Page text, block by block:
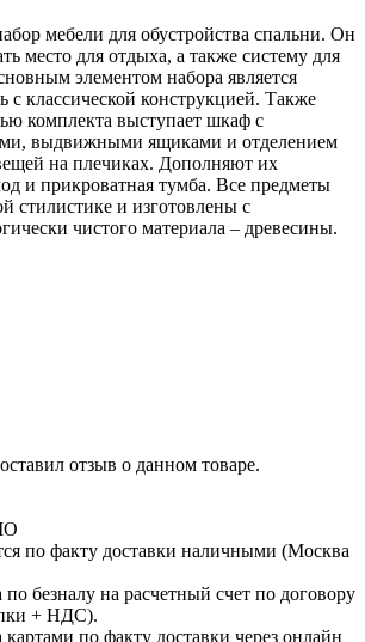
мебели для обустройства спальни. Он
место для отдыха, а также систему для
элементом набора является
с классической конструкцией. Также
комплекта выступает шкаф с
выдвижными ящиками и отделением
на плечиках. Дополняют их
и прикроватная тумба. Все предметы
стилистике и изготовлены с
чистого материала – древесины.
отзыв о данном товаре.
по факту доставки наличными (Москва
безналу на расчетный счет по договору
+ НДС).
по факту доставки через онлайн